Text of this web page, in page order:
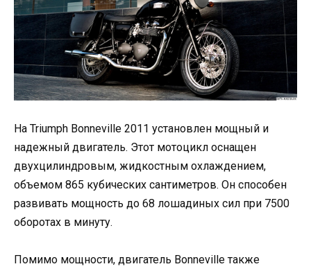
На Triumph Bonneville 2011 установлен мощный и
надежный двигатель. Этот мотоцикл оснащен
двухцилиндровым, жидкостным охлаждением,
объемом 865 кубических сантиметров. Он способен
развивать мощность до 68 лошадиных сил при 7500
оборотах в минуту.
Помимо мощности, двигатель Bonneville также